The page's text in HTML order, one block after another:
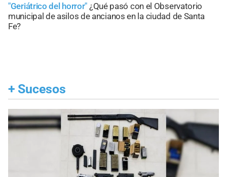
"Geriátrico del horror" ¿Qué pasó con el Observatorio
municipal de asilos de ancianos en la ciudad de Santa
Fe?
+ Sucesos